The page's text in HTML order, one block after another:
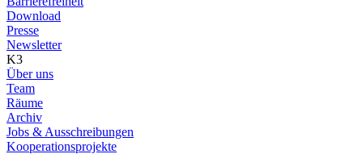
Download
Presse
Newsletter
K3
Über uns
Team
Räume
Archiv
Jobs & Ausschreibungen
Kooperationsprojekte